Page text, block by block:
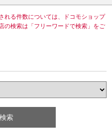
れる件数については、ドコモショップ
の検索は「フリーワードで検索」をご
検索